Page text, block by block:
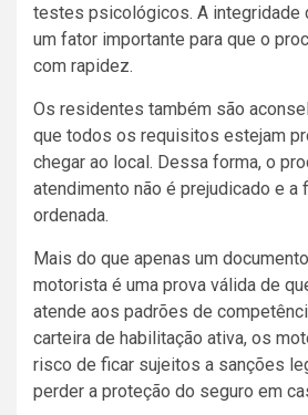
testes psicológicos. A integridade
um fator importante para que o
com rapidez.
Os residentes também são
que todos os requisitos estejam
chegar ao local. Dessa forma, o
atendimento não é prejudicado e a
ordenada.
Mais do que apenas um
motorista é uma prova válida de
atende aos padrões de
carteira de habilitação ativa, os
risco de ficar sujeitos a sanções
perder a proteção do seguro em